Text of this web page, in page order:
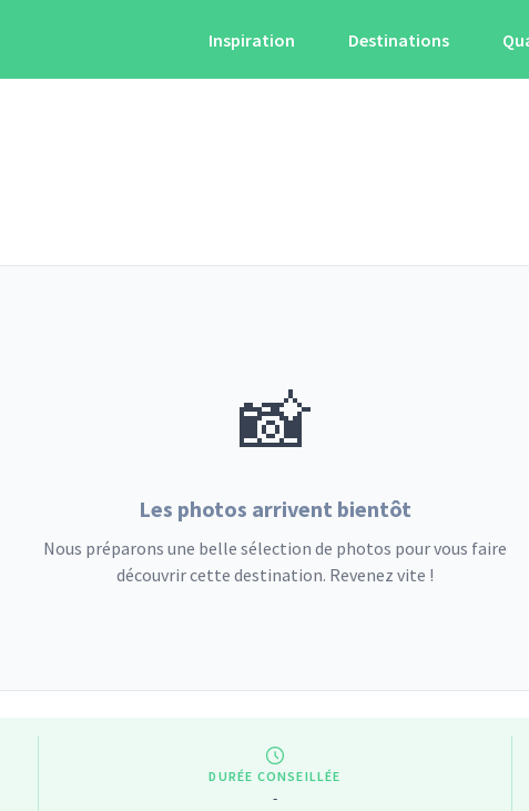
Inspiration Destinations
📸
Les photos arrivent bientôt
Nous préparons une belle sélection de photos pour vous faire
découvrir cette destination. Revenez vite !
DURÉE CONSEILLÉE
-